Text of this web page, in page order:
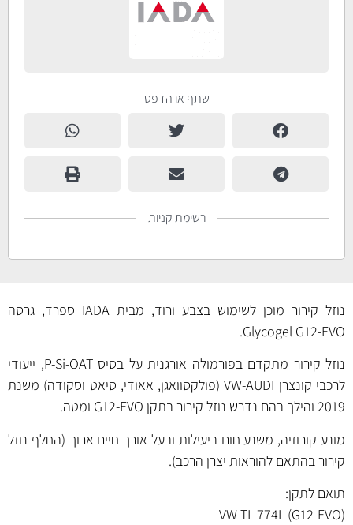
שתף או הדפס
רשימת קניות
נוזל קירור מוכן לשימוש בצבע ורוד, מבית IADA ספרד, גרסה
Glycogel G12-EVO.
נוזל קירור מתקדם בפורמולה אורגנית על בסיס P-Si-OAT, ייעודי
לרכבי קונצרן VW-AUDI (פולקסוואגן, אאודי, סיאט וסקודה) משנת
2019 והילך בהם נדרש נוזל קירור בתקן G12-EVO ומטה.
מונע קורוזיה, משנע חום ביעילות ובעל אורך חיים ארוך (החלף נוזל
קירור בהתאם להוראות יצרן הרכב).
תואם לתקן:
VW TL-774L (G12-EVO)